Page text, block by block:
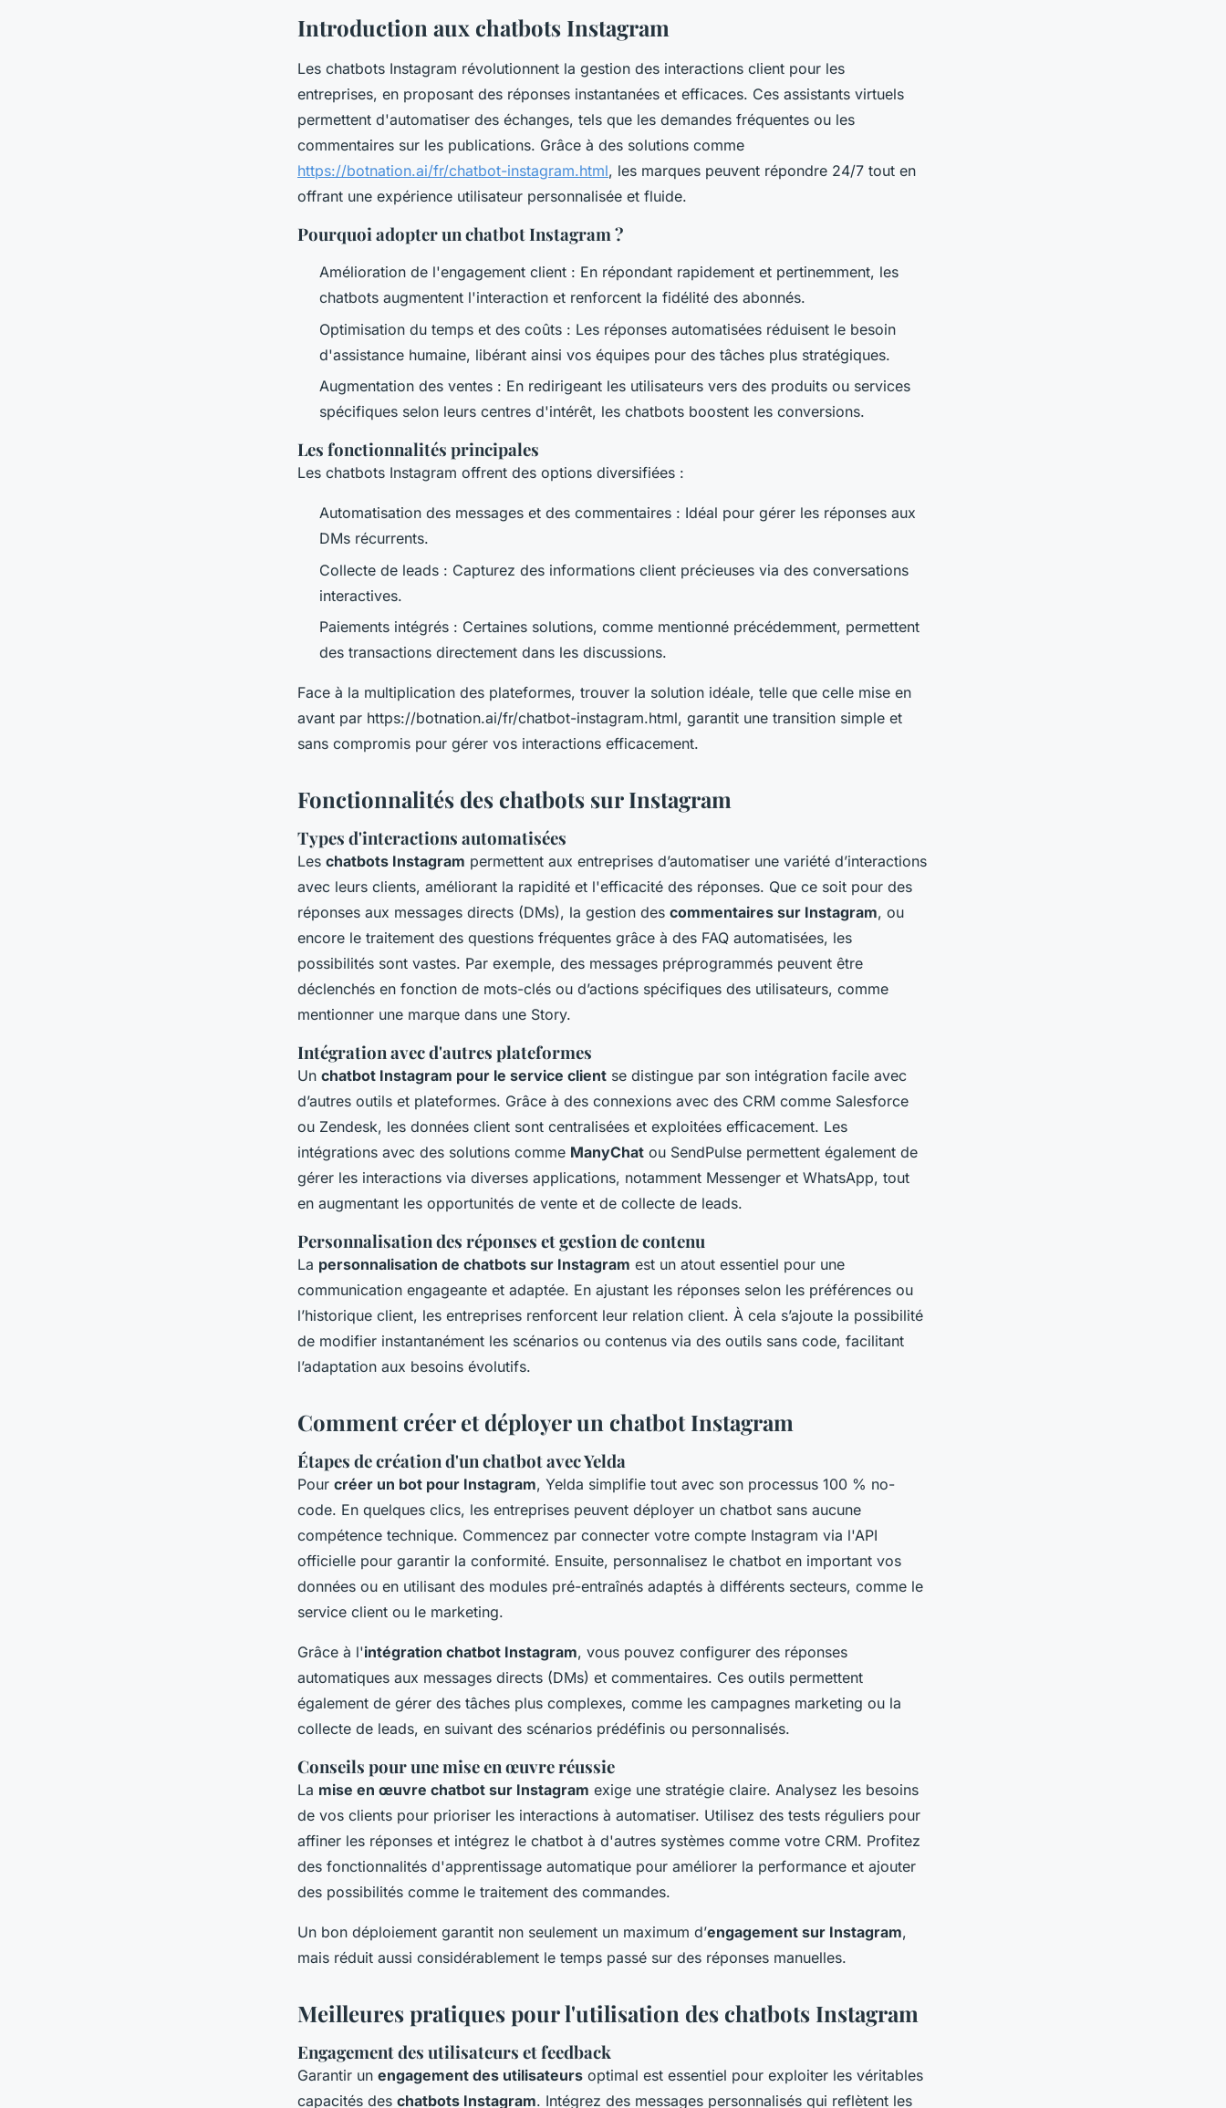
Introduction aux chatbots Instagram
Les chatbots Instagram révolutionnent la gestion des interactions client pour les
entreprises, en proposant des réponses instantanées et efficaces. Ces assistants virtuels
permettent d'automatiser des échanges, tels que les demandes fréquentes ou les
commentaires sur les publications. Grâce à des solutions comme
https://botnation.ai/fr/chatbot-instagram.html, les marques peuvent répondre 24/7 tout en
offrant une expérience utilisateur personnalisée et fluide.
Pourquoi adopter un chatbot Instagram ?
Amélioration de l'engagement client : En répondant rapidement et pertinemment, les
chatbots augmentent l'interaction et renforcent la fidélité des abonnés.
Optimisation du temps et des coûts : Les réponses automatisées réduisent le besoin
d'assistance humaine, libérant ainsi vos équipes pour des tâches plus stratégiques.
Augmentation des ventes : En redirigeant les utilisateurs vers des produits ou services
spécifiques selon leurs centres d'intérêt, les chatbots boostent les conversions.
Les fonctionnalités principales
Les chatbots Instagram offrent des options diversifiées :
Automatisation des messages et des commentaires : Idéal pour gérer les réponses aux
DMs récurrents.
Collecte de leads : Capturez des informations client précieuses via des conversations
interactives.
Paiements intégrés : Certaines solutions, comme mentionné précédemment, permettent
des transactions directement dans les discussions.
Face à la multiplication des plateformes, trouver la solution idéale, telle que celle mise en
avant par https://botnation.ai/fr/chatbot-instagram.html, garantit une transition simple et
sans compromis pour gérer vos interactions efficacement.
Fonctionnalités des chatbots sur Instagram
Types d'interactions automatisées
Les chatbots Instagram permettent aux entreprises d’automatiser une variété d’interactions
avec leurs clients, améliorant la rapidité et l'efficacité des réponses. Que ce soit pour des
réponses aux messages directs (DMs), la gestion des commentaires sur Instagram, ou
encore le traitement des questions fréquentes grâce à des FAQ automatisées, les
possibilités sont vastes. Par exemple, des messages préprogrammés peuvent être
déclenchés en fonction de mots-clés ou d’actions spécifiques des utilisateurs, comme
mentionner une marque dans une Story.
Intégration avec d'autres plateformes
Un chatbot Instagram pour le service client se distingue par son intégration facile avec
d’autres outils et plateformes. Grâce à des connexions avec des CRM comme Salesforce
ou Zendesk, les données client sont centralisées et exploitées efficacement. Les
intégrations avec des solutions comme ManyChat ou SendPulse permettent également de
gérer les interactions via diverses applications, notamment Messenger et WhatsApp, tout
en augmentant les opportunités de vente et de collecte de leads.
Personnalisation des réponses et gestion de contenu
La personnalisation de chatbots sur Instagram est un atout essentiel pour une
communication engageante et adaptée. En ajustant les réponses selon les préférences ou
l’historique client, les entreprises renforcent leur relation client. À cela s’ajoute la possibilité
de modifier instantanément les scénarios ou contenus via des outils sans code, facilitant
l’adaptation aux besoins évolutifs.
Comment créer et déployer un chatbot Instagram
Étapes de création d'un chatbot avec Yelda
Pour créer un bot pour Instagram, Yelda simplifie tout avec son processus 100 % no-
code. En quelques clics, les entreprises peuvent déployer un chatbot sans aucune
compétence technique. Commencez par connecter votre compte Instagram via l'API
officielle pour garantir la conformité. Ensuite, personnalisez le chatbot en important vos
données ou en utilisant des modules pré-entraînés adaptés à différents secteurs, comme le
service client ou le marketing.
Grâce à l'intégration chatbot Instagram, vous pouvez configurer des réponses
automatiques aux messages directs (DMs) et commentaires. Ces outils permettent
également de gérer des tâches plus complexes, comme les campagnes marketing ou la
collecte de leads, en suivant des scénarios prédéfinis ou personnalisés.
Conseils pour une mise en œuvre réussie
La mise en œuvre chatbot sur Instagram exige une stratégie claire. Analysez les besoins
de vos clients pour prioriser les interactions à automatiser. Utilisez des tests réguliers pour
affiner les réponses et intégrez le chatbot à d'autres systèmes comme votre CRM. Profitez
des fonctionnalités d'apprentissage automatique pour améliorer la performance et ajouter
des possibilités comme le traitement des commandes.
Un bon déploiement garantit non seulement un maximum d’engagement sur Instagram,
mais réduit aussi considérablement le temps passé sur des réponses manuelles.
Meilleures pratiques pour l'utilisation des chatbots Instagram
Engagement des utilisateurs et feedback
Garantir un engagement des utilisateurs optimal est essentiel pour exploiter les véritables
capacités des chatbots Instagram. Intégrez des messages personnalisés qui reflètent les